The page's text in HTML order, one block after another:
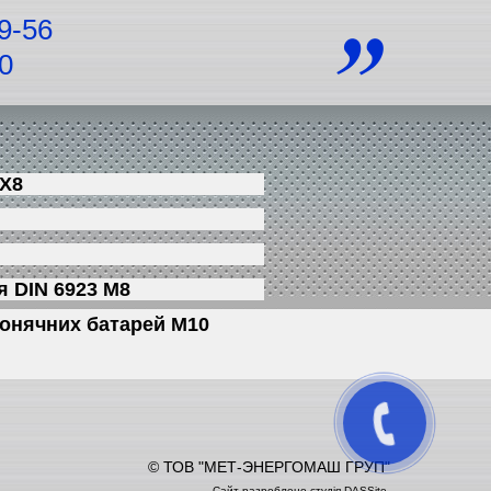
56
DIN 6923 М8
батарей М10
© ТОВ "МЕТ-ЭНЕРГОМАШ ГРУП"